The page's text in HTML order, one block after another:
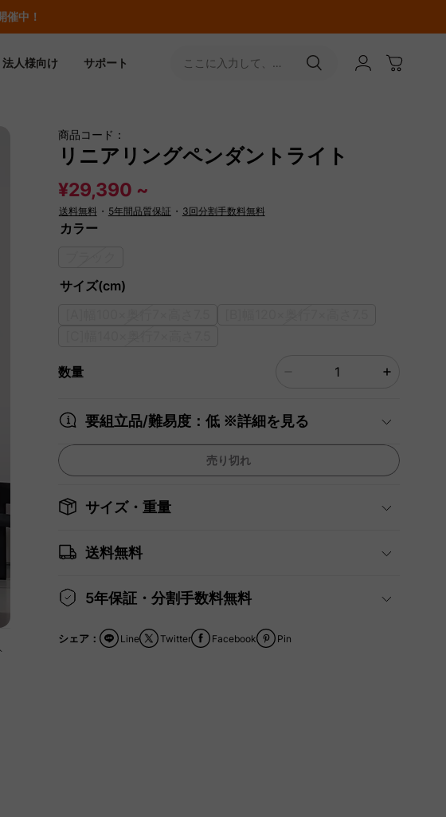
法人様向け サポート
ここに入力して、
商品コード：
リニアリングペンダントライト
¥29,390 ~
送料無料 ・ 5年間品質保証 ・ 3回分割手数料無料
カラー
サイズ(cm)
数量
要組立品/難易度：低 ※詳細を見る
売り切れ
サイズ・重量
送料無料
5年保証・分割手数料無料
シェア： Facebook
Twitter Pin
Line